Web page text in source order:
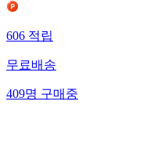
606적립
무료배송
409명구매중